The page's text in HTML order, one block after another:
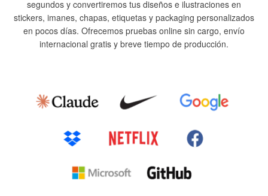
segundos y convertiremos tus diseños e ilustraciones en
stickers, imanes, chapas, etiquetas y packaging personalizados
en pocos días. Ofrecemos pruebas online sin cargo, envío
internacional gratis y breve tiempo de producción.